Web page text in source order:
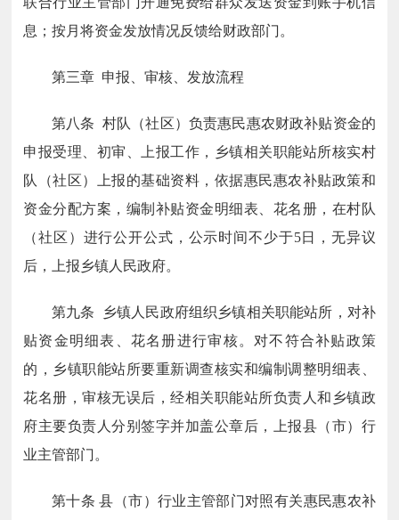
息；按月将资金发放情况反馈给财政部门。
第三章 申报、审核、发放流程
第八条 村队（社区）负责惠民惠农财政补贴资金的
申报受理、初审、上报工作，乡镇相关职能站所核实村
队（社区）上报的基础资料，依据惠民惠农补贴政策和
资金分配方案，编制补贴资金明细表、花名册，在村队
（社区）进行公开公式，公示时间不少于5日，无异议
后，上报乡镇人民政府。
第九条 乡镇人民政府组织乡镇相关职能站所，对补
贴资金明细表、花名册进行审核。对不符合补贴政策
的，乡镇职能站所要重新调查核实和编制调整明细表、
花名册，审核无误后，经相关职能站所负责人和乡镇政
府主要负责人分别签字并加盖公章后，上报县（市）行
业主管部门。
第十条 县（市）行业主管部门对照有关惠民惠农补